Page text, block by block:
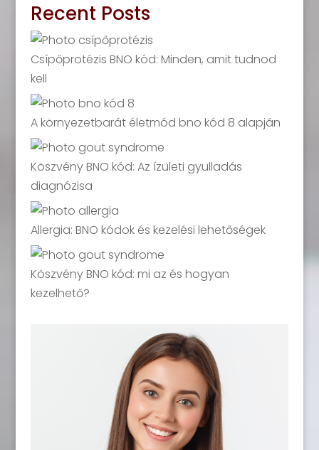
Recent Posts
Csípőprotézis BNO kód: Minden, amit tudnod
kell
A környezetbarát életmód bno kód 8 alapján
Köszvény BNO kód: Az ízületi gyulladás
diagnózisa
Allergia: BNO kódok és kezelési lehetőségek
Köszvény BNO kód: mi az és hogyan
kezelhető?